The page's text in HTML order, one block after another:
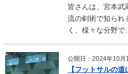
皆さんは、宮本武
流の剣術で知られ
く、様々な分野で
公開日：2024年10月
【フットサルの道